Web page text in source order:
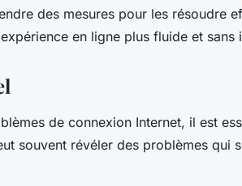
des mesures pour les résoudre
en ligne plus fluide et sans
de connexion Internet, il est
souvent révéler des problèmes qui